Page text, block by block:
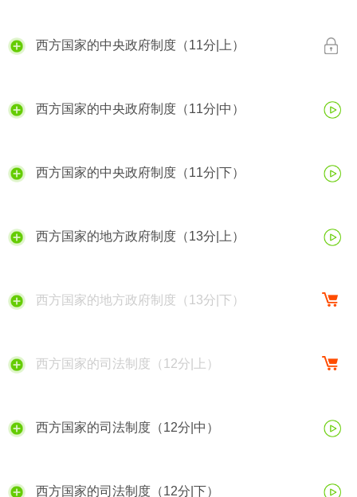
西方国家的中央政府制度（11分|上）
西方国家的中央政府制度（11分|中）
西方国家的中央政府制度（11分|下）
西方国家的地方政府制度（13分|上）
西方国家的地方政府制度（13分|下）
西方国家的司法制度（12分|上）
西方国家的司法制度（12分|中）
西方国家的司法制度（12分|下）